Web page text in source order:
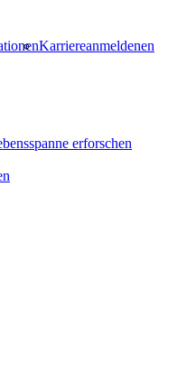
Karriereanmeldenen
erforschen